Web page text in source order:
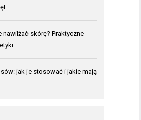
nawilżać skórę? Praktyczne
jak je stosować i jakie mają